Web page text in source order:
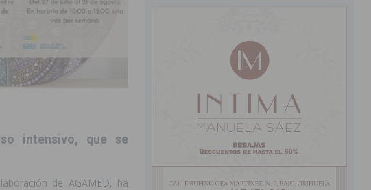
intensivo, que se
de AGAMED, ha